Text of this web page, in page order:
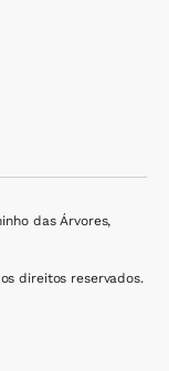
das Árvores,
direitos reservados.